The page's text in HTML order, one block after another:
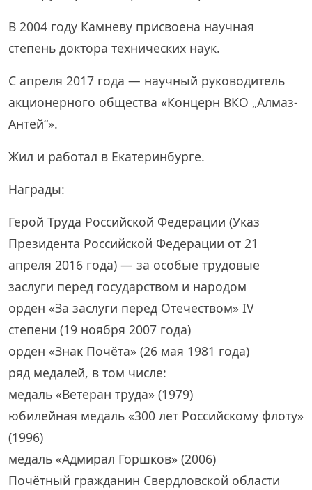
В 2004 году Камневу присвоена научная
степень доктора технических наук.
С апреля 2017 года — научный руководитель
акционерного общества «Концерн ВКО „Алмаз-
Антей“».
Жил и работал в Екатеринбурге.
Награды:
Герой Труда Российской Федерации (Указ
Президента Российской Федерации от 21
апреля 2016 года) — за особые трудовые
заслуги перед государством и народом
орден «За заслуги перед Отечеством» IV
степени (19 ноября 2007 года)
орден «Знак Почёта» (26 мая 1981 года)
ряд медалей, в том числе:
медаль «Ветеран труда» (1979)
юбилейная медаль «300 лет Российскому флоту»
(1996)
медаль «Адмирал Горшков» (2006)
Почётный гражданин Свердловской области